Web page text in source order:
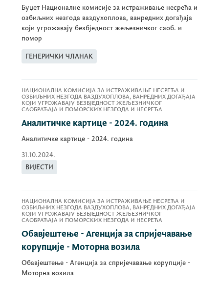
Буџет Националне комисије за истраживање несрећа и
озбиљних незгода ваздухоплова, ванредних догађаја
који угрожавају безбједност жељезничког саоб. и
помор
ГЕНЕРИЧКИ ЧЛАНАК
НАЦИОНАЛНА КОМИСИЈА ЗА ИСТРАЖИВАЊЕ НЕСРЕЋА И
ОЗБИЉНИХ НЕЗГОДА ВАЗДУХОПЛОВА, ВАНРЕДНИХ ДОГАЂАЈА
КОЈИ УГРОЖАВАЈУ БЕЗБЈЕДНОСТ ЖЕЉЕЗНИЧКОГ
САОБРАЋАЈА И ПОМОРСКИХ НЕЗГОДА И НЕСРЕЋА
Аналитичке картице - 2024. година
Аналитичке картице - 2024. година
31.10.2024.
ВИЈЕСТИ
НАЦИОНАЛНА КОМИСИЈА ЗА ИСТРАЖИВАЊЕ НЕСРЕЋА И
ОЗБИЉНИХ НЕЗГОДА ВАЗДУХОПЛОВА, ВАНРЕДНИХ ДОГАЂАЈА
КОЈИ УГРОЖАВАЈУ БЕЗБЈЕДНОСТ ЖЕЉЕЗНИЧКОГ
САОБРАЋАЈА И ПОМОРСКИХ НЕЗГОДА И НЕСРЕЋА
Обавјештење - Агенција за спријечавање
корупције - Моторна возила
Обавјештење - Агенција за спријечавање корупције -
Моторна возила